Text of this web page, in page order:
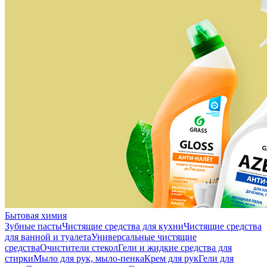
Бытовая химия
Зубные пастыЧистящие средства для кухниЧистящие средства
для ванной и туалетаУниверсальные чистящие
средстваОчистители стеколГели и жидкие средства для
стиркиМыло для рук, мыло-пенкаКрем для рукГели для